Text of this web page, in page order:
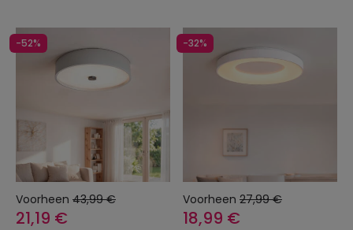
-52%
Voorheen 43,99 €
21,19 €
-32%
Voorheen 27,99 €
18,99 €